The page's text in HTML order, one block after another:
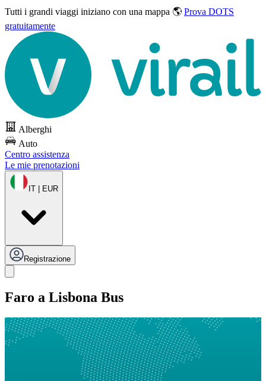
Tutti i grandi viaggi iniziano con una mappa 🌎 Prova DOTS
gratuitamente
Alberghi
Auto
Centro assistenza
Le mie prenotazioni
IT | EUR
Registrazione
Faro a Lisbona Bus